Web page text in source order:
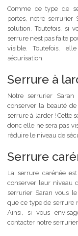
Comme ce type de
portes, notre serrurier
solution. Toutefois, si
serrure n’est pas faite
visible. Toutefois,
sécurisation.
Serrure à
Notre serrurier
conserver la beauté
serrure à larder ! Cette
donc elle ne sera pas
réduire le niveau de
Serrure
La serrure carénée
conserver leur niveau
serrurier Saran vous
que ce type de serrure
Ainsi, si vous
contacter notre serrurier